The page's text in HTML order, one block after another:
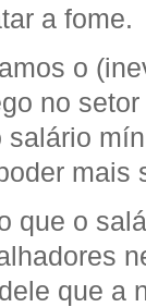
a fome.
o
no
salário
mais
que o
que a